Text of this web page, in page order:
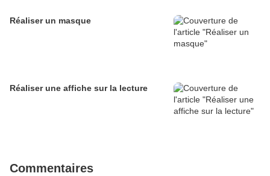
Réaliser un masque
Réaliser une affiche sur la lecture
Commentaires